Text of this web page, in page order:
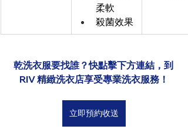
柔軟
殺菌效果
乾洗衣服要找誰？快點擊下方連結，到
RIV 精緻洗衣店享受專業洗衣服務！
立即預約收送